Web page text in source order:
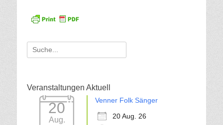
Suche
für:
Veranstaltungen Aktuell
20
Aug.
Venner Folk Sänger
20 Aug. 26